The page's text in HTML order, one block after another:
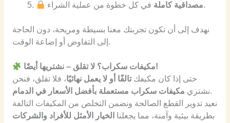
مصداقية كاملةفي كل خطوة من عملية الشراء.
نهدف إلى أن تكون تجربتك معنا بسيطة ومريحة، دون الحاجة
إلى التفاوض أو إضاعة الوقت.
مكيفات سكراب؟ لا تقلق – نشتريها أيضًا!
حتى إذا كان مكيفكتالفًا أو لا يعمل نهائيًا، فلا تقلق، فنحن
نشتري مكيفات سكراب مستعملة بأفضل الأسعار في الدمام
.
نعيد تدوير القطع الصالحة ونضمن التخلص من المكيفات التالفة
بطريقة بيئية وآمنة، مما يجعلنا الخيار الأمثل للأفراد والشركات